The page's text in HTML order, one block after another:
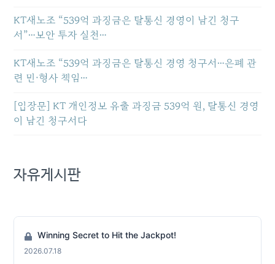
KT새노조 “539억 과징금은 탈통신 경영이 남긴 청구
서”…보안 투자 실천…
KT새노조 “539억 과징금은 탈통신 경영 청구서…은폐 관
련 민·형사 책임…
[입장문] KT 개인정보 유출 과징금 539억 원, 탈통신 경영
이 남긴 청구서다
자유게시판
Winning Secret to Hit the Jackpot!
2026.07.18